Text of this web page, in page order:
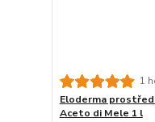
1
Eloderma
Aceto di Mele 1 l